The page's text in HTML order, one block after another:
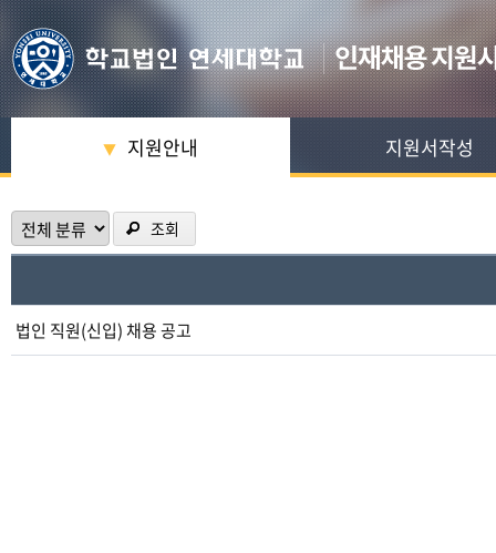
▼ 지원안내 지원서작성
조회
법인 직원(신입) 채용 공고